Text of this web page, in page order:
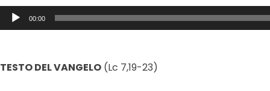
Audio
Player
00:00
TESTO DEL VANGELO (Lc 7,19-23)